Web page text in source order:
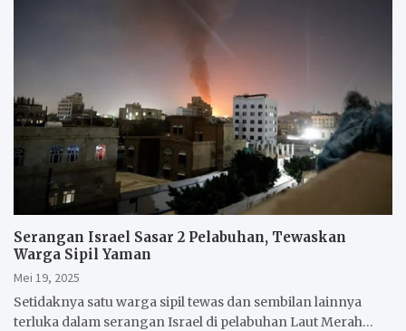
Serangan Israel Sasar 2 Pelabuhan, Tewaskan
Warga Sipil Yaman
Mei 19, 2025
Setidaknya satu warga sipil tewas dan sembilan lainnya
terluka dalam serangan Israel di pelabuhan Laut Merah…